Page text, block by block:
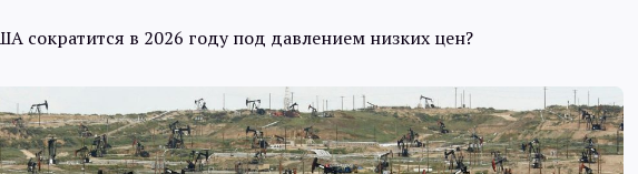
Статьи
Обзоры
сократится в 2026 году под давлением низких цен?